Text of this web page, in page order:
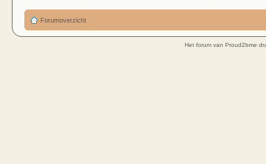
Forumoverzicht
Het forum van Proud2bme